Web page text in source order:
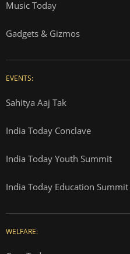
Music Today
Gadgets & Gizmos
EVENTS:
Sahitya Aaj Tak
India Today Conclave
India Today Youth Summit
India Today Education Summit
WELFARE: